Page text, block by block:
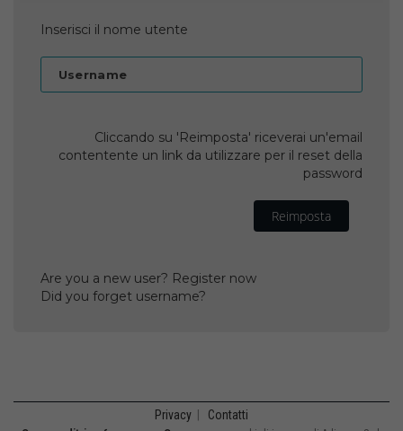
Inserisci il nome utente
Username
Cliccando su 'Reimposta' riceverai un'email
contentente un link da utilizzare per il reset della
password
Reimposta
Are you a new user? Register now
Did you forget username?
Privacy Contatti